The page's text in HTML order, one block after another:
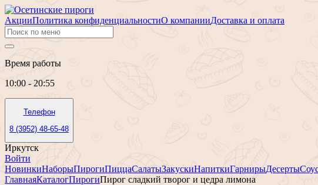
АкцииПолитика конфиденциальностиО компанииДоставка и оплата
Время работы
10:00 - 20:55
Телефон
8 (3952) 48-65-48
Иркутск
Войти
НовинкиНаборыПирогиПиццаСалатыЗакускиНапиткиГарнирыДесерты
ГлавнаяКаталогПирогиПирог сладкий творог и цедра лимона